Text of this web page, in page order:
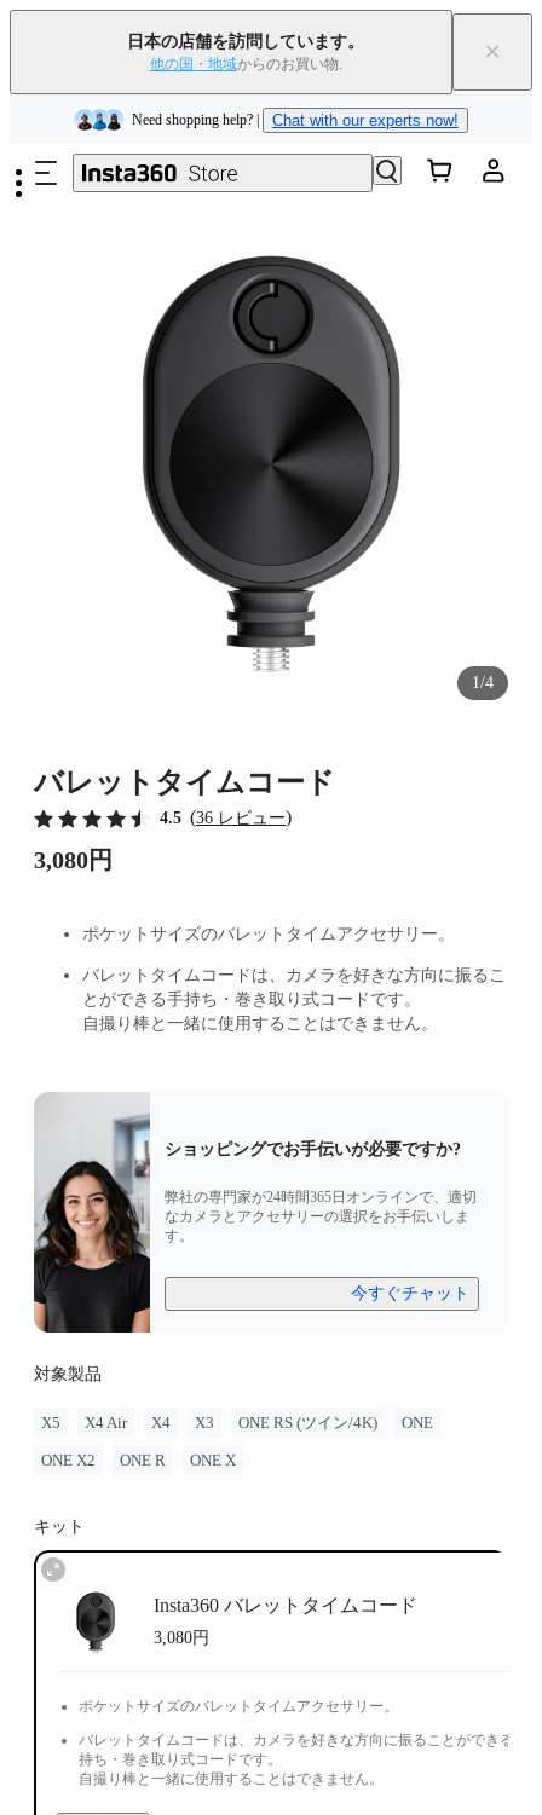
日本の店舗を訪問しています。
他の国・地域からのお買い物. ×
メインコンテンツへスキップ
下取りで旧デバイスを出すと、新規購入でキャッシュバックまたはクー
Need shopping help? | Chat with our experts now!
Insta360 Luna Ultra｜ ｜送料無料
1/4
バレットタイムコード
4.5 (36 レビュー)
3,080円
ポケットサイズのバレットタイムアクセサリー。
バレットタイムコードは、カメラを好きな方向に振るこ
とができる手持ち・巻き取り式コードです。
自撮り棒と一緒に使用することはできません。
ショッピングでお手伝いが必要ですか?
弊社の専門家が24時間365日オンラインで、適切
なカメラとアクセサリーの選択をお手伝いしま
す。
今すぐチャット
対象製品
X5 X4 Air X4 X3 ONE RS (ツイン/4K) ONE
ONE X2 ONE R ONE X
キット
Insta360 バレットタイムコード
3,080円
ポケットサイズのバレットタイムアクセサリー。
バレットタイムコードは、カメラを好きな方向に振ることができる手
持ち・巻き取り式コードです。
自撮り棒と一緒に使用することはできません。